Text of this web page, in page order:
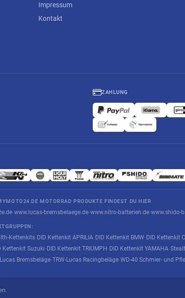
Impressum
Kontakt
ZAHLUNG
MOTORRAD PRODUKTE FINDEST DU HIER
·www.lucas-bremsbelaege.de·www.nitro-batterien.de·www.shido-
Kettenkits· DID Kettenkit APRILIA· DID Kettenkit BMW· DID Kettenkit
Kettenkit Suzuki· DID Kettenkit TRIUMPH· DID Kettenkit YAMAHA·
Bremsbeläge·TRW-Lucas Racingbeläge·WD-40 Schmier- und